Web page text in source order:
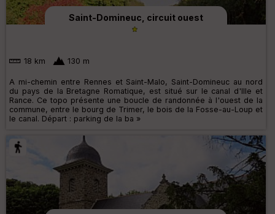
Saint-Domineuc, circuit ouest
18 km 130 m
A mi-chemin entre Rennes et Saint-Malo, Saint-Domineuc au nord
du pays de la Bretagne Romatique, est situé sur le canal d'Ille et
Rance. Ce topo présente une boucle de randonnée à l'ouest de la
commune, entre le bourg de Trimer, le bois de la Fosse-au-Loup et
le canal. Départ : parking de la ba »